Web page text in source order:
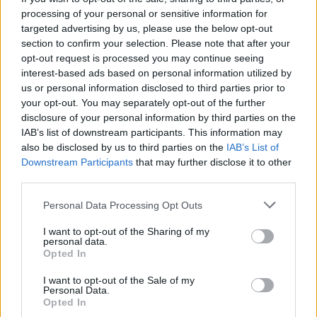
processing of your personal or sensitive information for
targeted advertising by us, please use the below opt-out
section to confirm your selection. Please note that after your
opt-out request is processed you may continue seeing
interest-based ads based on personal information utilized by
us or personal information disclosed to third parties prior to
your opt-out. You may separately opt-out of the further
disclosure of your personal information by third parties on the
IAB’s list of downstream participants. This information may
also be disclosed by us to third parties on the IAB’s List of
Downstream Participants that may further disclose it to other
Personal Data Processing Opt Outs
I want to opt-out of the Sharing of my
personal data.
Opted In
I want to opt-out of the Sale of my
Personal Data.
Opted In
Susiję straipsniai
Paaiškino, kam naudinga
vakcinos dozė, o kam
skiepytis neverta
Šį gana
tačiau